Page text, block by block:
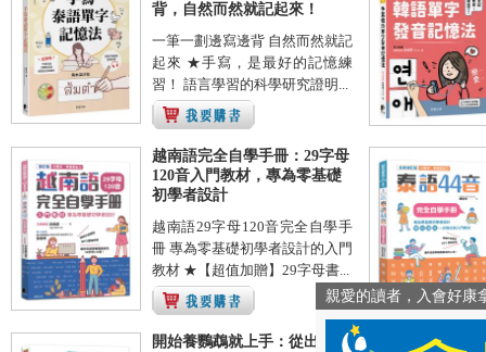
背，自然而然就記起來！
一筆一劃邊寫邊背 自然而然就記
起來 ★手寫，是最好的記憶練
習！ 語言學習的科學研究證明...
越南語完全自學手冊：29字母
120音入門教材，專為零基礎
初學者設計
越南語29字母120音完全自學手
冊 專為零基礎初學者設計的入門
教材 ★【超值加贈】29字母書...
開始養鸚鵡就上手：從出生到
親愛的讀者，入會好康